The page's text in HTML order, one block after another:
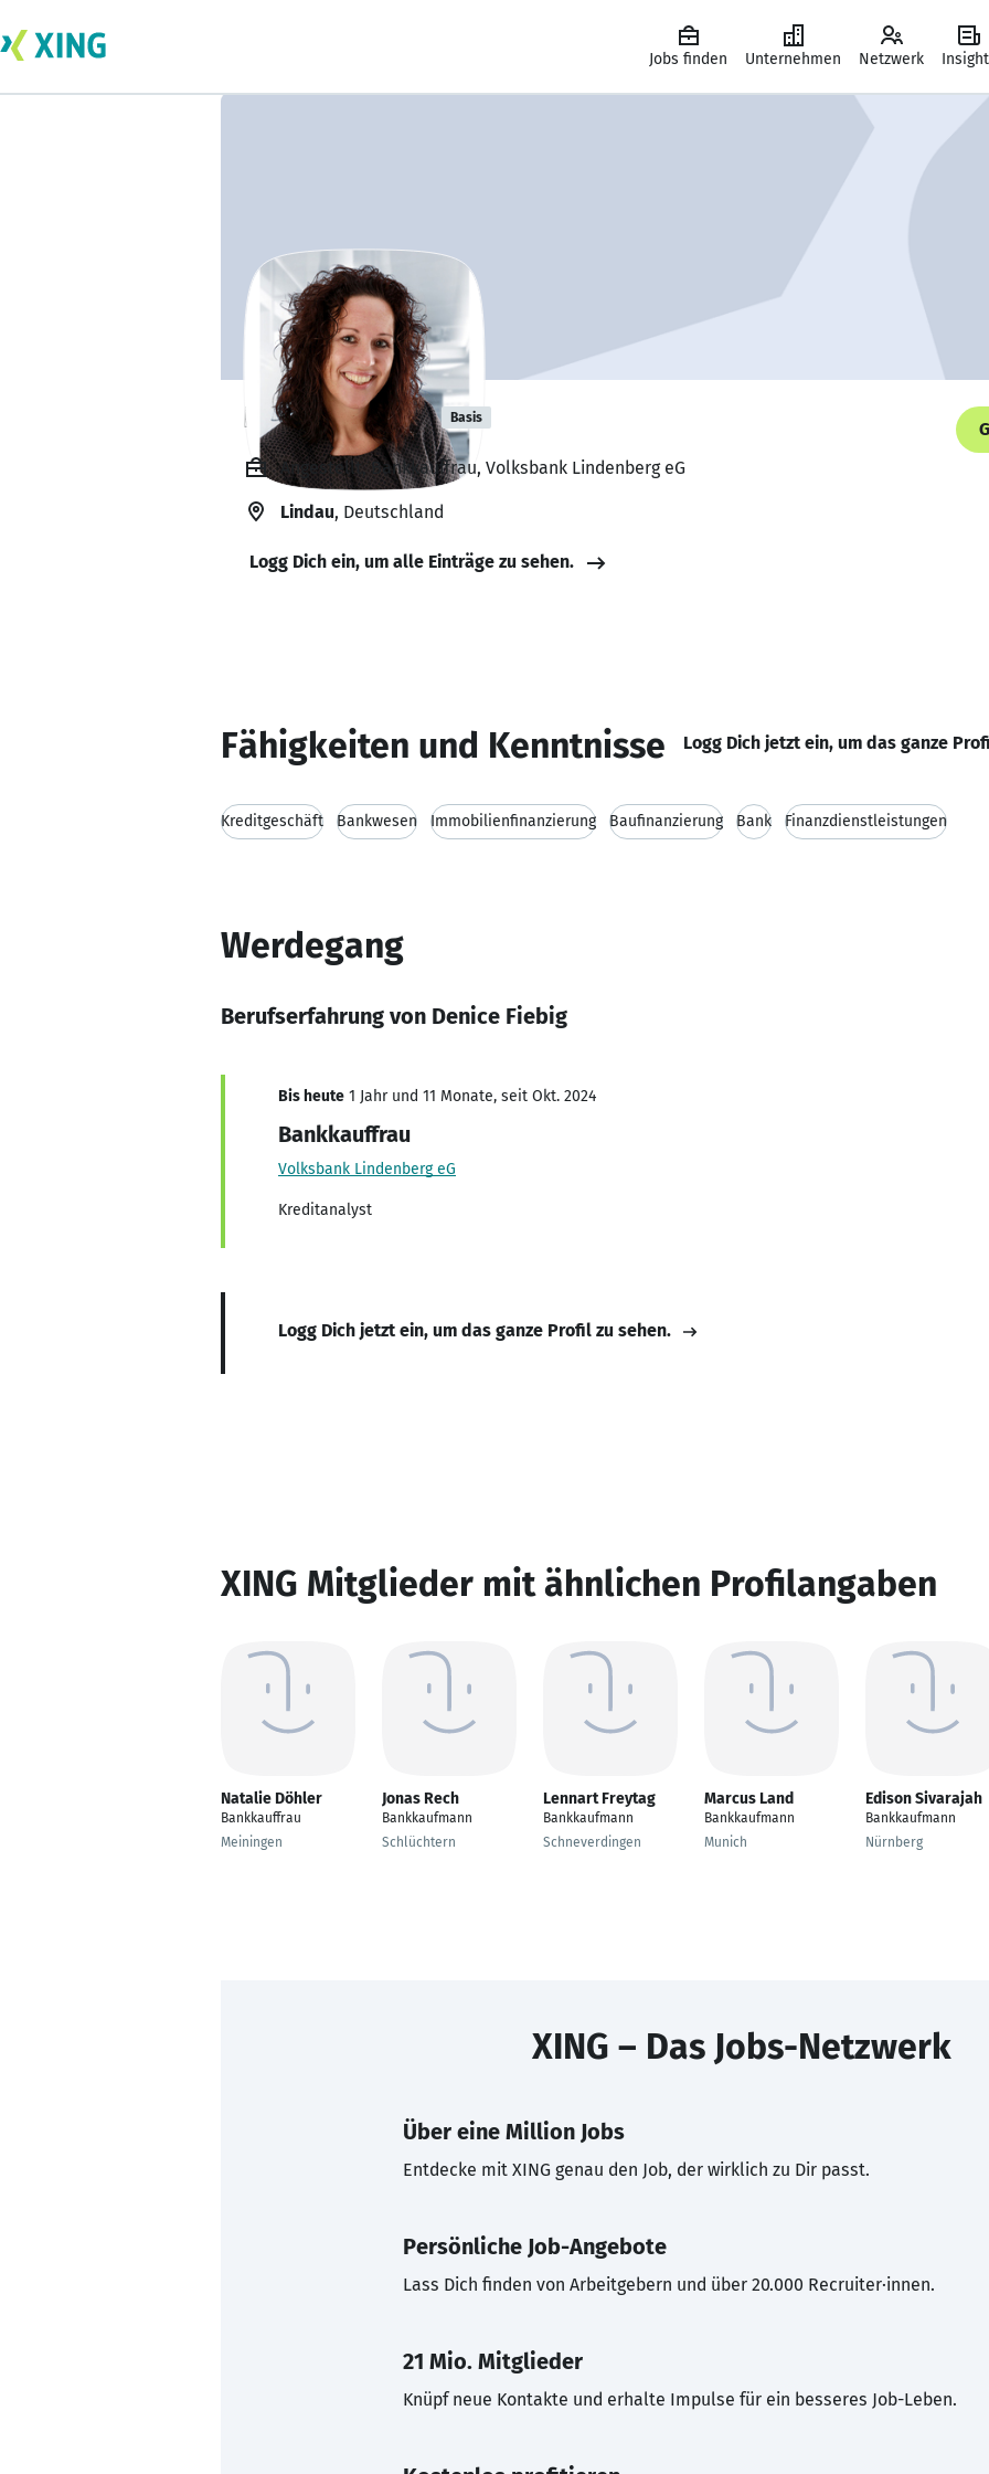
Jobs finden Unternehmen Netzwerk
Denice Fiebig Basis
Angestellt, Bankkauffrau, Volksbank Lindenberg eG
Lindau, Deutschland
Logg Dich ein, um alle Einträge zu sehen.
Fähigkeiten und Kenntnisse Logg Dich jetzt ein, um das ganze
Kreditgeschäft Bankwesen Immobilienfinanzierung Baufinanzierung Bank Finanzdienstleistungen
Werdegang
Berufserfahrung von Denice Fiebig
Bis heute 1 Jahr und 11 Monate, seit Okt. 2024
Bankkauffrau
Volksbank Lindenberg eG
Kreditanalyst
Logg Dich jetzt ein, um das ganze Profil zu sehen.
XING Mitglieder mit ähnlichen Profilangaben
Natalie Döhler
Bankkauffrau
Meiningen
Jonas Rech
Bankkaufmann
Schlüchtern
Lennart Freytag
Bankkaufmann
Schneverdingen
Marcus Land
Bankkaufmann
Munich
Edison Sivarajah
Bankkaufmann
Nürnberg
XING – Das Jobs-Netzwerk
Über eine Million Jobs
Entdecke mit XING genau den Job, der wirklich zu Dir passt.
Persönliche Job-Angebote
Lass Dich finden von Arbeitgebern und über 20.000 Recruiter·innen.
21 Mio. Mitglieder
Knüpf neue Kontakte und erhalte Impulse für ein besseres Job-Leben.